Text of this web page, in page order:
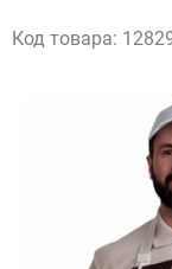
Код товара: